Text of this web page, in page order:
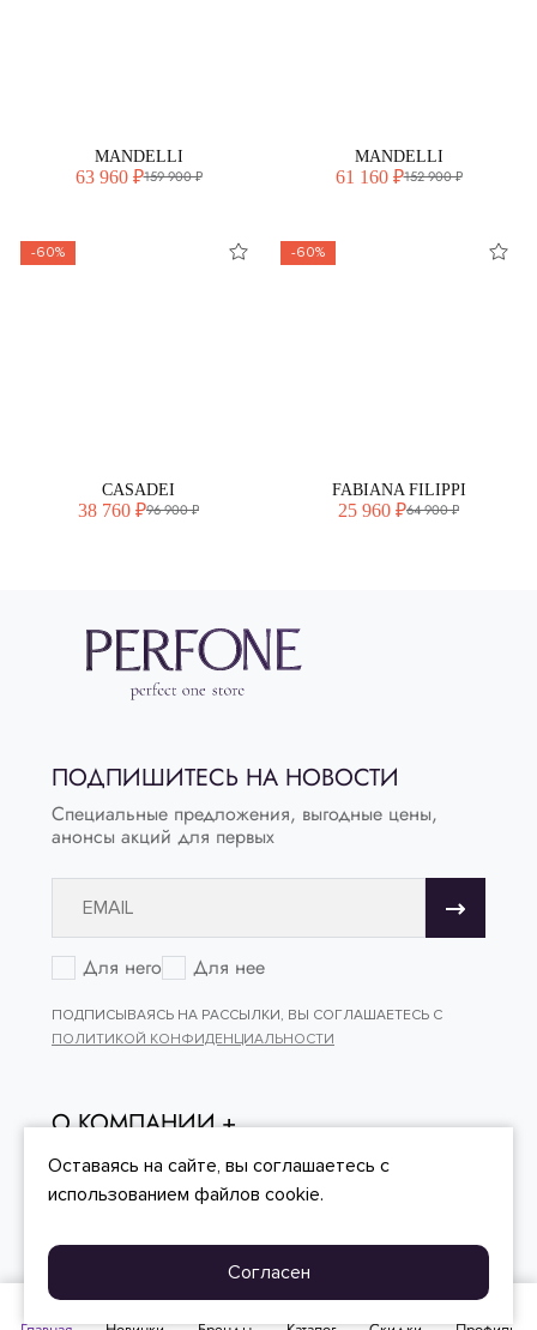
MANDELLI
63 960 ₽159 900 ₽
MANDELLI
61 160 ₽152 900 ₽
-60%
CASADEI
38 760 ₽96 900 ₽
-60%
FABIANA FILIPPI
25 960 ₽64 900 ₽
ПОДПИШИТЕСЬ НА НОВОСТИ
Специальные предложения, выгодные цены,
анонсы акций для первых
Для него Для нее
ПОДПИСЫВАЯСЬ НА РАССЫЛКИ, ВЫ СОГЛАШАЕТЕСЬ С
ПОЛИТИКОЙ КОНФИДЕНЦИАЛЬНОСТИ
О КОМПАНИИ
ОНЛАЙН - ПОКУПКИ
КЛИЕНТСКИЙ СЕРВИС
© «PERFONE», 2008–2026, ООО «ПЕРФОН»
Оставаясь на сайте, вы соглашаетесь с
использованием файлов cookie.
Согласен